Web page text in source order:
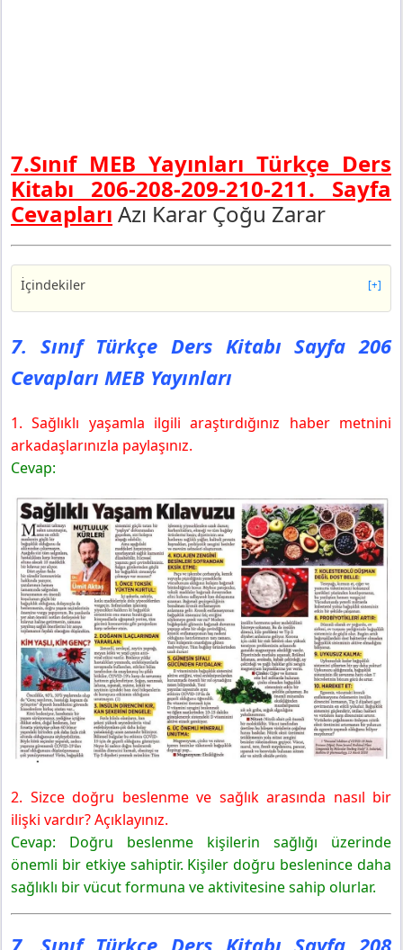
7.Sınıf MEB Yayınları Türkçe Ders
Kitabı 206-208-209-210-211. Sayfa
Cevapları Azı Karar Çoğu Zarar
İçindekiler [+]
7. Sınıf Türkçe Ders Kitabı Sayfa 206 Cevapları MEB
Yayınları
7. Sınıf Türkçe Ders Kitabı Sayfa 208 Cevapları MEB
Yayınları
2.Etkinlik
7. Sınıf Türkçe Ders Kitabı Sayfa 209 Cevapları MEB
Yayınları
7. Sınıf Türkçe Ders Kitabı Sayfa 210 Cevapları MEB
Yayınları
4. Etkinlik
7. Sınıf Türkçe Ders Kitabı Sayfa 211 Cevapları MEB
Yayınları
5.Etkinlik
Gelecek Derse Hazırlık
7. Sınıf Türkçe Ders Kitabı Sayfa 206
Cevapları MEB Yayınları
1. Sağlıklı yaşamla ilgili araştırdığınız haber metnini
arkadaşlarınızla paylaşınız.
Cevap:
2. Sizce doğru beslenme ve sağlık arasında nasıl bir
ilişki vardır? Açıklayınız.
Cevap: Doğru beslenme kişilerin sağlığı üzerinde
önemli bir etkiye sahiptir. Kişiler doğru beslenince daha
sağlıklı bir vücut formuna ve aktivitesine sahip olurlar.